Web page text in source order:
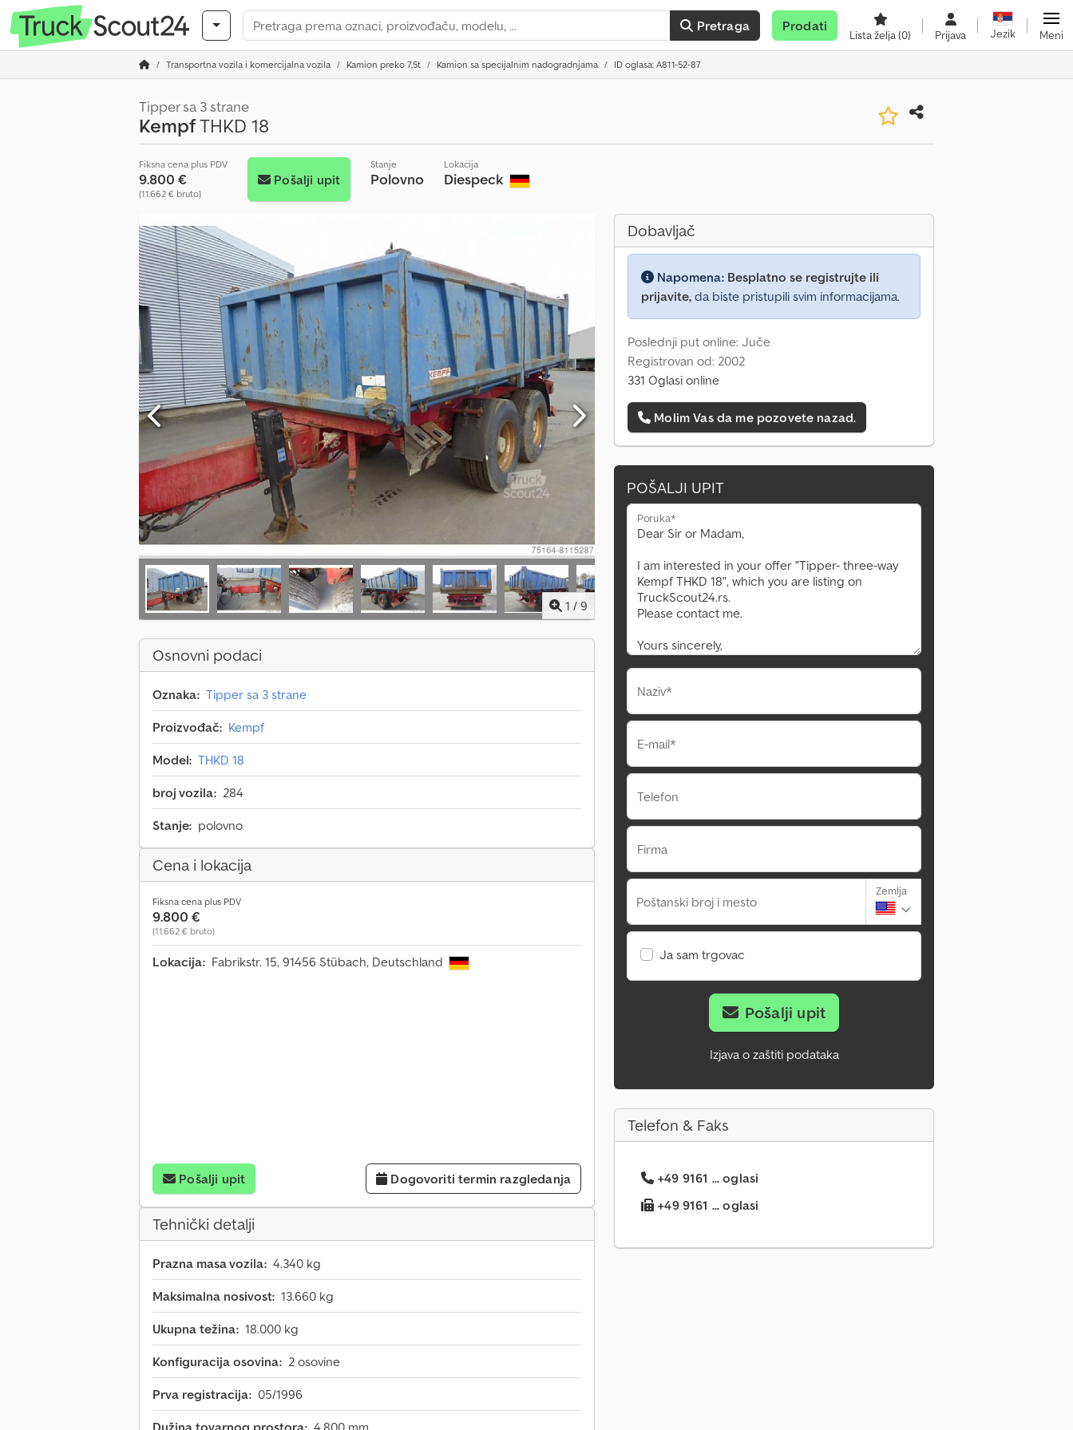
Pretraga Prodati
Lista želja(0) Prijava Jezik Meni
Transportna vozila i komercijalna vozila Kamion preko 7,5t Kamion sa specijalnim nadogradnjama ID oglasa: A811-52-87
Tipper sa 3 strane
KempfTHKD 18
Fiksna cena plus PDV
9.800 €
(11.662 € bruto)
Pošalji upit
Stanje
Polovno
Lokacija
Diespeck
1 / 9
Osnovni podaci
Oznaka: Tipper sa 3 strane
Proizvođač: Kempf
Model: THKD 18
broj vozila: 284
Stanje: polovno
Cena i lokacija
Fiksna cena plus PDV
9.800 €
(11.662 € bruto)
Lokacija: Fabrikstr. 15, 91456 Stübach, Deutschland
Pošalji upit Dogovoriti termin razgledanja
Tehnički detalji
Prazna masa vozila: 4.340 kg
Maksimalna nosivost: 13.660 kg
Ukupna težina: 18.000 kg
Konfiguracija osovina: 2 osovine
Prva registracija: 05/1996
Dobavljač
Napomena: Besplatno se registrujte ili
prijavite, da biste pristupili svim informacijama.
Poslednji put online: Juče
Registrovan od: 2002
331 Oglasi online
Molim Vas da me pozovete nazad.
POŠALJI UPIT
Poruka*
Naziv*
E-mail*
Telefon
Firma
Poštanski broj i mesto
Zemlja
Ja sam trgovac
Pošalji upit
Izjava o zaštiti podataka
Telefon & Faks
+49 9161 ... oglasi
+49 9161 ... oglasi